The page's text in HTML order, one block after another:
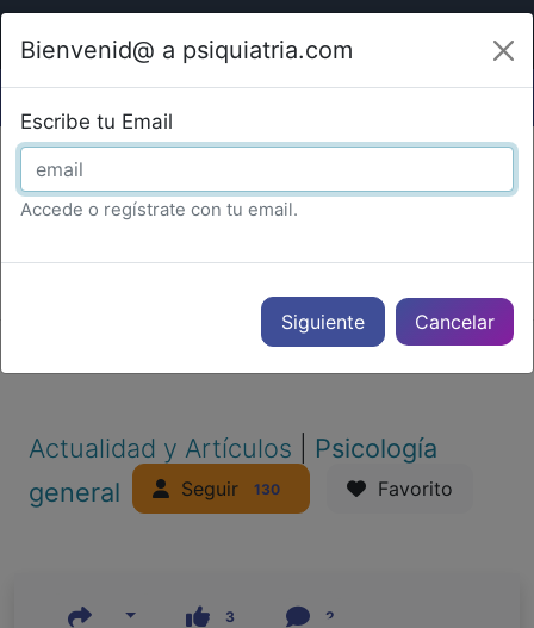
Bienvenid@ a psiquiatria.com
Escribe tu Email
Accede o regístrate con tu email.
Cancelar
Actualidad y Artículos
Psicología
general
Seguir 130 Favorito
3 2